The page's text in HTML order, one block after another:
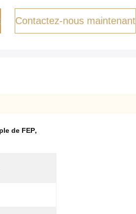
Contactez-nous maintenant
de FEP,